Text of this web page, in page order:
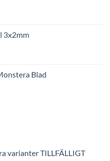
3x2mm
Blad
varianter TILLFÄLLIGT